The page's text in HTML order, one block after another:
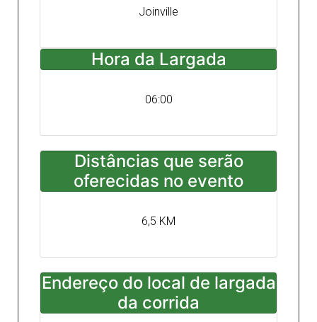
Joinville
Hora da Largada
06:00
Distâncias que serão
oferecidas no evento
6,5 KM
Endereço do local de largada
da corrida